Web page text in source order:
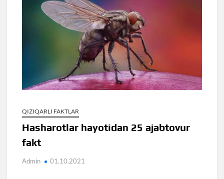
QIZIQARLI FAKTLAR
Hasharotlar hayotidan 25 ajabtovur
fakt
Admin 01.10.2021